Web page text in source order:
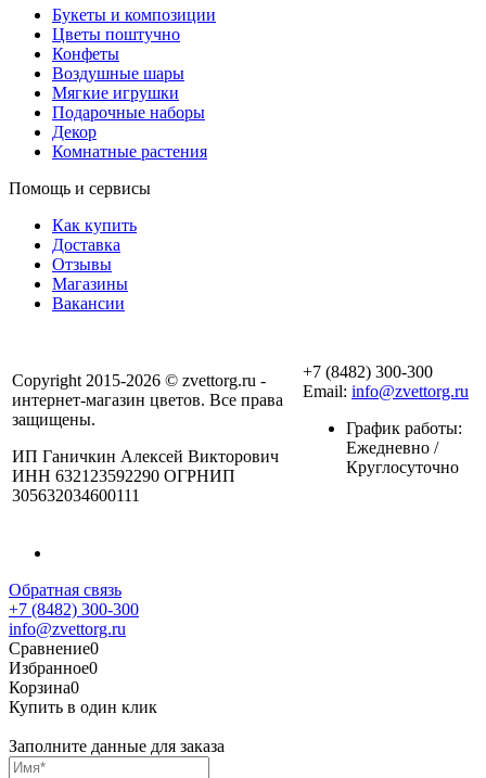
Букеты и композиции
Цветы поштучно
Конфеты
Воздушные шары
Мягкие игрушки
Подарочные наборы
Декор
Комнатные растения
Помощь и сервисы
Как купить
Доставка
Отзывы
Магазины
Вакансии
Copyright 2015-2026 © zvettorg.ru -
интернет-магазин цветов. Все права
защищены.
ИП Ганичкин Алексей Викторович
ИНН 632123592290 ОГРНИП
305632034600111
+7 (8482) 300-300
Email: info@zvettorg.ru
График работы:
Ежедневно /
Круглосуточно
Обратная связь
+7 (8482) 300-300
info@zvettorg.ru
Сравнение0
Избранное0
Корзина0
Купить в один клик
Заполните данные для заказа